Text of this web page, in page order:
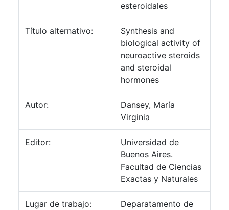
esteroidales
Título alternativo:
Synthesis and
biological activity of
neuroactive steroids
and steroidal
hormones
Autor:
Dansey, María
Virginia
Editor:
Universidad de
Buenos Aires.
Facultad de Ciencias
Exactas y Naturales
Lugar de trabajo:
Deparatamento de